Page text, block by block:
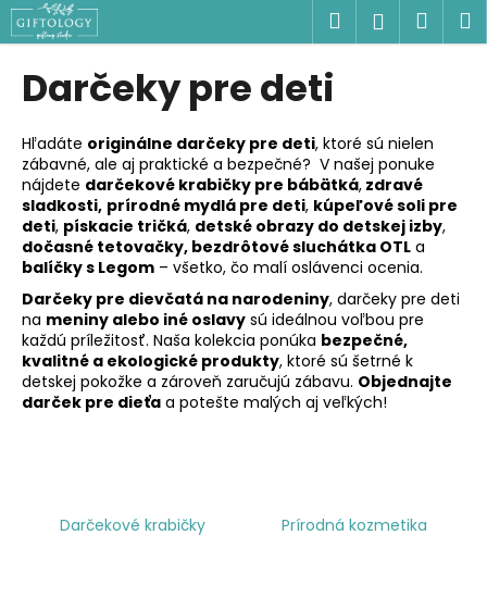
Prejsť
na
obsah
Hľadať
Darčeky pre deti
Hľadáte originálne darčeky pre deti, ktoré sú nielen
zábavné, ale aj praktické a bezpečné? V našej ponuke
nájdete darčekové krabičky pre bábätká, zdravé
sladkosti, prírodné mydlá pre deti, kúpeľové soli pre
deti, pískacie tričká, detské obrazy do detskej izby,
dočasné tetovačky, bezdrôtové sluchátka OTL a
balíčky s Legom – všetko, čo malí oslávenci ocenia.
Darčeky pre dievčatá na narodeniny, darčeky pre deti
na meniny alebo iné oslavy sú ideálnou voľbou pre
každú príležitosť. Naša kolekcia ponúka bezpečné,
kvalitné a ekologické produkty, ktoré sú šetrné k
detskej pokožke a zároveň zaručujú zábavu. Objednajte
darček pre dieťa a potešte malých aj veľkých!
Darčekové krabičky Prírodná kozmetika
K
o
o
p
o
t
r
e
b
u
j
e